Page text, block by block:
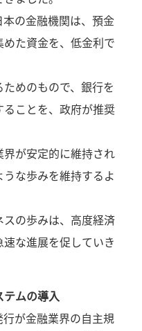
の金融機関は、預金
た資金を、低金利で
めのもので、銀行を
ことを、政府が推奨
が安定的に維持され
な歩みを維持するよ
の歩みは、高度経済
な進展を促していき
テムの導入
が金融業界の自主規